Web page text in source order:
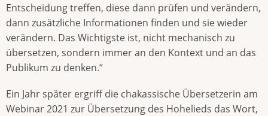
Entscheidung treffen, diese dann prüfen und verändern,
dann zusätzliche Informationen finden und sie wieder
verändern. Das Wichtigste ist, nicht mechanisch zu
übersetzen, sondern immer an den Kontext und an das
Publikum zu denken.“
Ein Jahr später ergriff die chakassische Übersetzerin am
Webinar 2021 zur Übersetzung des Hohelieds das Wort,